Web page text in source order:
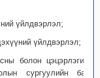
үйлдвэрлэл;
үйлдвэрлэл;
болон цэцэрлэгийн
сургуулийн бага